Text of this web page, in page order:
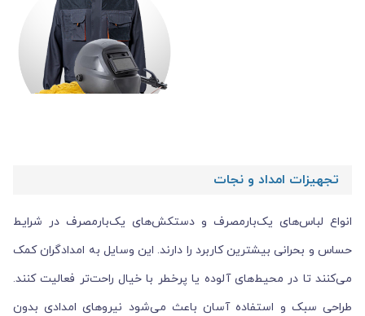
تجهیزات امداد و نجات
انواع لباس‌های یک‌بارمصرف و دستکش‌های یک‌بارمصرف در شرایط
حساس و بحرانی بیشترین کاربرد را دارند. این وسایل به امدادگران کمک
می‌کنند تا در محیط‌های آلوده یا پرخطر با خیال راحت‌تر فعالیت کنند.
طراحی سبک و استفاده آسان باعث می‌شود نیروهای امدادی بدون